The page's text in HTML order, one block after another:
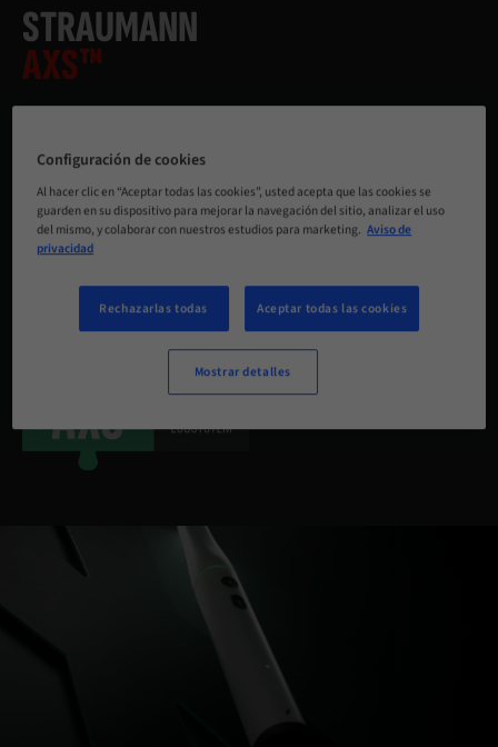
STRAUMANN
AXS™
MÁS INFORMACIÓN
Configuración de cookies
Al hacer clic en “Aceptar todas las cookies”, usted acepta que las cookies se
guarden en su dispositivo para mejorar la navegación del sitio, analizar el uso
del mismo, y colaborar con nuestros estudios para marketing. Aviso de
privacidad
Rechazarlas todas Aceptar todas las cookies
Mostrar detalles